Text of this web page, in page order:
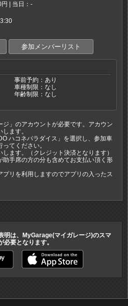
| 当日：-
参加メンバーリスト
事前予約：あり
車種制限：なし
年齢制限：なし
」のアカウントが必要です。アカウン
ます。
ハコネパラダイス」を選択し、参加車
てください。
ます。（クレジット決済となります）
席の方の分も含めてお支払い頂く形
リを利用しますのでアプリの入ったス
明は、MyGarage(マイガレージ)のスマ
必要となります。